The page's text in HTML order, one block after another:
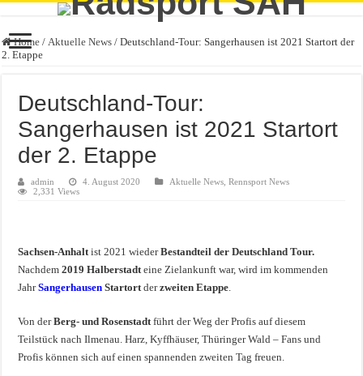
Home / Aktuelle News / Deutschland-Tour: Sangerhausen ist 2021 Startort der
2. Etappe
Deutschland-Tour:
Sangerhausen ist 2021 Startort
der 2. Etappe
admin 4. August 2020 Aktuelle News ,Rennsport News
2,331 Views
Sachsen-Anhaltist 2021 wiederBestandteil der Deutschland Tour.
Nachdem2019 Halberstadteine Zielankunft war, wird im kommenden
JahrSangerhausen Startortderzweiten Etappe.
Von derBerg- und Rosenstadtführt der Weg der Profis auf diesem
Teilstück nach Ilmenau. Harz, Kyffhäuser, Thüringer Wald – Fans und
Profis können sich auf einen spannenden zweiten Tag freuen.